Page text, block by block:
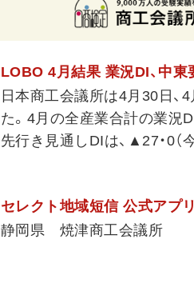
LOBO 4月結果 業況DI、中
日本商工会議所は4月30日、
た。4月の全産業合計の業況
先行き見通しDIは、▲27・0（
セレクト地域短信 公式アプ
静岡県 焼津商工会議所